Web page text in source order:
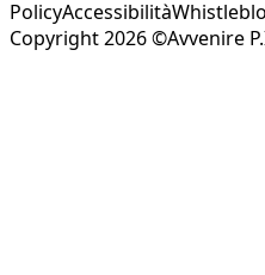
PolicyAccessibilità
Copyright 2026 ©Avvenire